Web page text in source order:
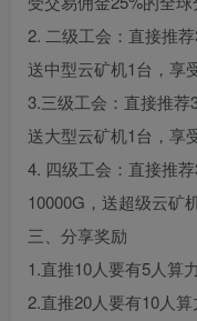
2. 二级工会：直接推
送中型云矿机1台，享
3.三级工会：直接推荐
送大型云矿机1台，享
4. 四级工会：直接推
10000G，送超级云矿
三、分享奖励
1.直推10人要有5人算
2.直推20人要有10人